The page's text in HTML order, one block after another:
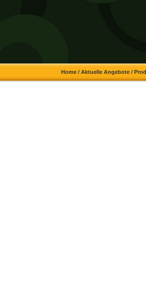
Home /Aktuelle Angebote /